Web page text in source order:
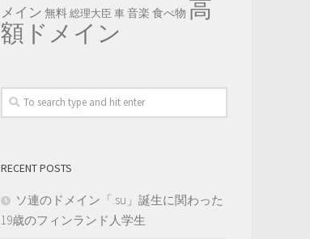
メイン 無料 総理大臣 車 音楽 食べ物 高
額ドメイン
RECENT POSTS
ソ連のドメイン「.su」誕生に関わった
19歳のフィンランド人学生